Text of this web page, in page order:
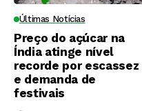
Últimas Notícias
Preço do açúcar na
Índia atinge nível
recorde por escassez
e demanda de
festivais